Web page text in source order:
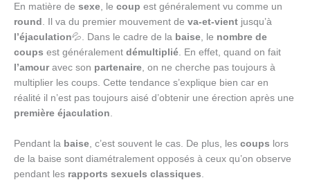
En matière de sexe , le coup est généralement vu comme un
round
. Il va du premier mouvement de va-et-vient jusqu’à
l’éjaculation💦. Dans le cadre de la baise , le nombre de
coups est généralement démultiplié . En effet, quand on fait
l’amouravec son partenaire , on ne cherche pas toujours à
multiplier les coups. Cette tendance s’explique bien car en
réalité il n’est pas toujours aisé d’obtenir une érection après une
première éjaculation
Pendant la baise , c’est souvent le cas. De plus, les coups lors
de la baise sont diamétralement opposés à ceux qu’on observe
pendant les rapports sexuels classiques